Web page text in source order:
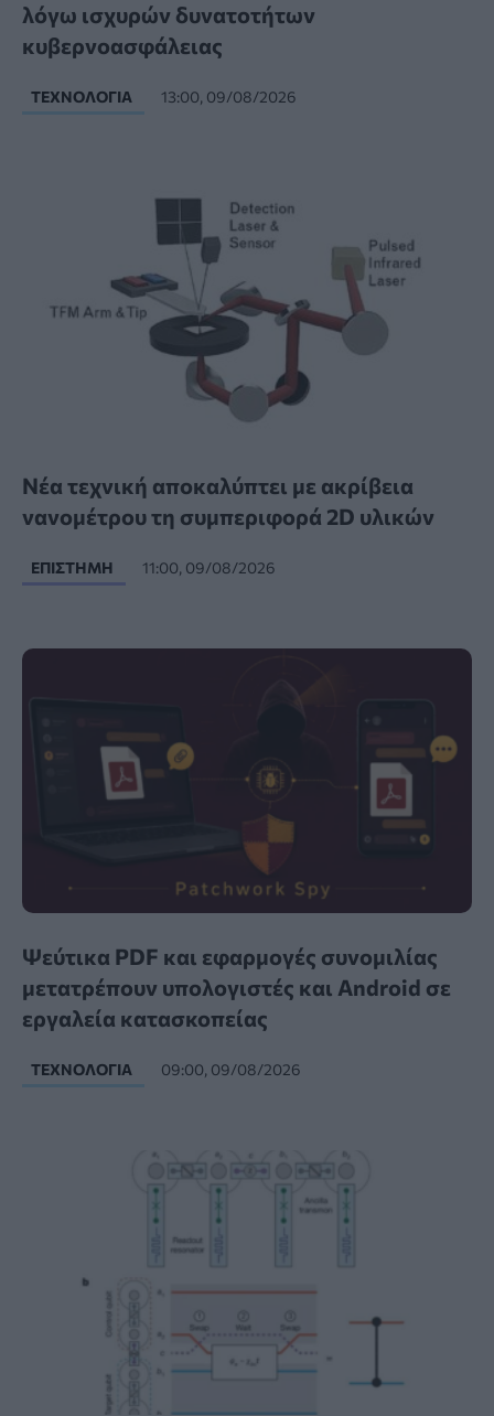
λόγω ισχυρών δυνατοτήτων
κυβερνοασφάλειας
ΤΕΧΝΟΛΟΓΊΑ 13:00, 09/08/2026
Νέα τεχνική αποκαλύπτει με ακρίβεια
νανομέτρου τη συμπεριφορά 2D υλικών
ΕΠΙΣΤΉΜΗ 11:00, 09/08/2026
Ψεύτικα PDF και εφαρμογές συνομιλίας
μετατρέπουν υπολογιστές και Android σε
εργαλεία κατασκοπείας
ΤΕΧΝΟΛΟΓΊΑ 09:00, 09/08/2026